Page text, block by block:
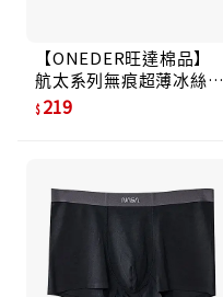
【ONEDER旺達棉品】
航太系列無痕超薄冰絲貼
身褲/ 冰絲黑/ M
219